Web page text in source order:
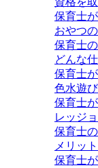
保育士
おやつ
保育士
どんな
保育士
色水遊
保育士
レッジ
保育士
メリッ
保育士